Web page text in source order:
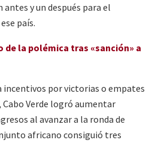
y un después para el
país.
de la polémica tras «sanción» a
incentivos por victorias o empates
Verde logró aumentar
al avanzar a la ronda de
africano consiguió tres